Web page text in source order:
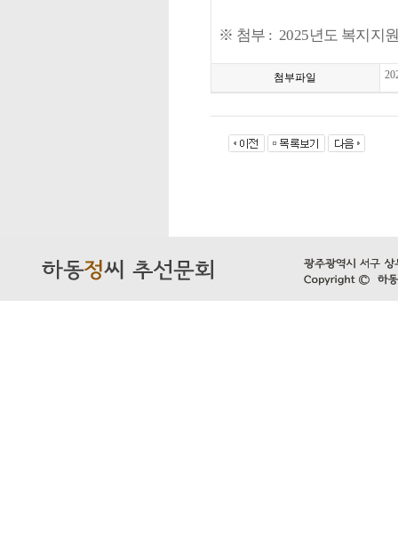
※ 첨부 : 2025년도 복지지
첨부파일